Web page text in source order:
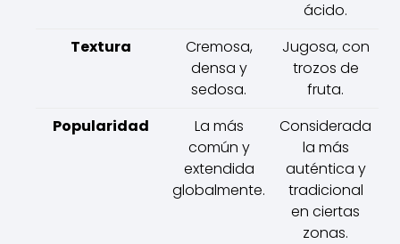
ácido.
Textura
Cremosa,
densa y
sedosa.
Jugosa, con
trozos de
fruta.
Popularidad
La más
común y
extendida
globalmente.
Considerada
la más
auténtica y
tradicional
en ciertas
zonas.